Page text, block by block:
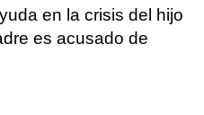
en la crisis del hijo
es acusado de